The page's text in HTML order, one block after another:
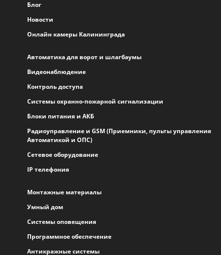
Блог
Новости
Онлайн камеры Калининграда
Автоматика для ворот и шлагбаумы
Видеонаблюдение
Контроль доступа
Системы охранно-пожарной сигнализации
Блоки питания и АКБ
Радиоуправление и GSM (Приемники, пульты управления
Автоматикой и ОПС)
Сетевое оборудование
IP телефония
Монтажные материалы
Умный дом
Системы оповещения
Программное обеспечение
Антикражные системы